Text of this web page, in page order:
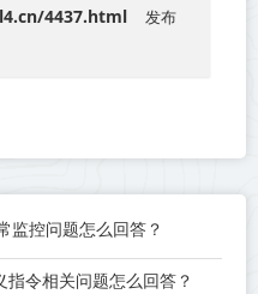
4437.html
发布
监控问题怎么回答？
令相关问题怎么回答？